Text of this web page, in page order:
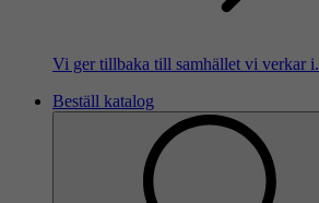
Vi ger tillbaka till samhället vi verkar i.
Beställ katalog